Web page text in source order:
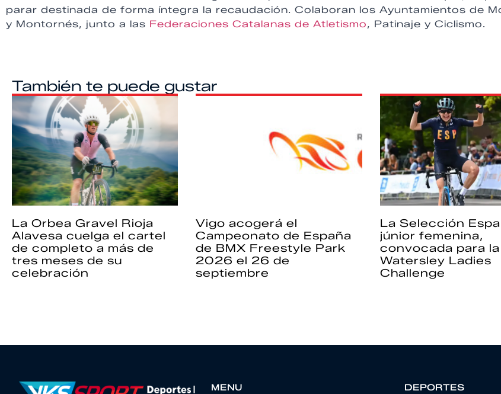
parar destinada de forma íntegra la recaudación. Colaboran los Ayuntamientos de
y Montornés, junto a las Federaciones Catalanas de Atletismo, Patinaje y Ciclismo.
También te puede gustar
La Orbea Gravel Rioja
Alavesa cuelga el cartel
de completo a más de
tres meses de su
celebración
Vigo acogerá el
Campeonato de España
de BMX Freestyle Park
2026 el 26 de
septiembre
La Selección
júnior femenina,
convocada para la
Watersley Ladies
Challenge
MENU DEPORTES